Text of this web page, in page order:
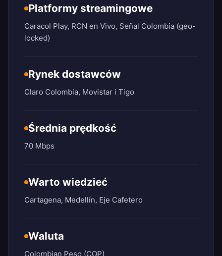
Platformy streamingowe
Caracol Play, RCN en Vivo, Señal Colombia (geo-
locked)
Rynek dostawców
Claro Colombia, Movistar i Tigo
Średnia prędkość
70 Mbps
Warto wiedzieć
Cartagena, Medellín, Eje Cafetero
Waluta
Colombian Peso (COP)